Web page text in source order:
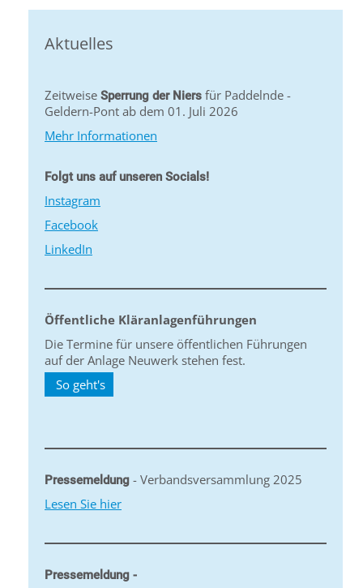
Aktuelles
Zeitweise Sperrung der Niers für Paddelnde -
Geldern-Pont ab dem 01. Juli 2026
Mehr Informationen
Folgt uns auf unseren Socials!
Instagram
Facebook
LinkedIn
Öffentliche Kläranlagenführungen
Die Termine für unsere öffentlichen Führungen
auf der Anlage Neuwerk stehen fest.
So geht's
Pressemeldung - Verbandsversammlung 2025
Lesen Sie hier
Pressemeldung -